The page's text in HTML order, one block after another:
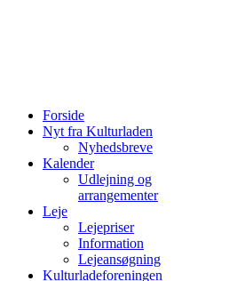
Forside
Nyt fra Kulturladen
Nyhedsbreve
Kalender
Udlejning og
arrangementer
Leje
Lejepriser
Information
Lejeansøgning
Kulturladeforeningen